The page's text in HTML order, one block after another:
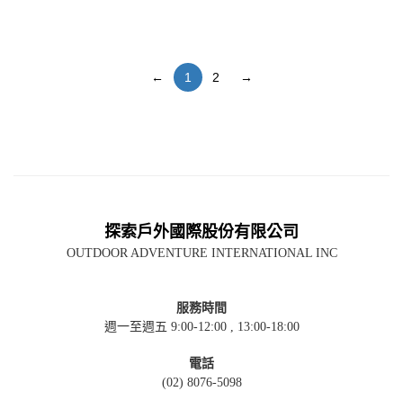
← 1 2 →
探索戶外國際股份有限公司
OUTDOOR ADVENTURE INTERNATIONAL INC
服務時間
週一至週五 9:00-12:00 , 13:00-18:00
電話
(02) 8076-5098